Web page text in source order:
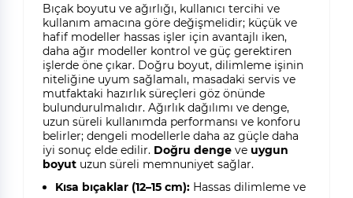
Bıçak boyutu ve ağırlığı, kullanıcı tercihi ve
kullanım amacına göre değişmelidir; küçük ve
hafif modeller hassas işler için avantajlı iken,
daha ağır modeller kontrol ve güç gerektiren
işlerde öne çıkar. Doğru boyut, dilimleme işinin
niteliğine uyum sağlamalı, masadaki servis ve
mutfaktaki hazırlık süreçleri göz önünde
bulundurulmalıdır. Ağırlık dağılımı ve denge,
uzun süreli kullanımda performansı ve konforu
belirler; dengeli modellerle daha az güçle daha
iyi sonuç elde edilir. Doğru dengeve uygun
boyutuzun süreli memnuniyet sağlar.
Kısa bıçaklar (12–15 cm):Hassas dilimleme ve